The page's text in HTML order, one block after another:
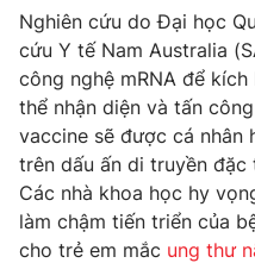
Hậu trường
Nhân vật
Khán giả
Giải sao mai
Giải trí
Điện ảnh
Âm nhạc
Sao
Đời sống
Du lịch
Làm đẹp
Chất lượng cuộc sống
Giáo dục
Tuyển sinh
Học trực tuyến
Công nghệ
Nghiên cứu do Đại học
cứu Y tế Nam Australia
công nghệ mRNA để
thể nhận diện và tấn
vaccine sẽ được cá nhân
trên dấu ấn di truyền
Các nhà khoa học hy
làm chậm tiến triển của
cho trẻ em mắc ung thư